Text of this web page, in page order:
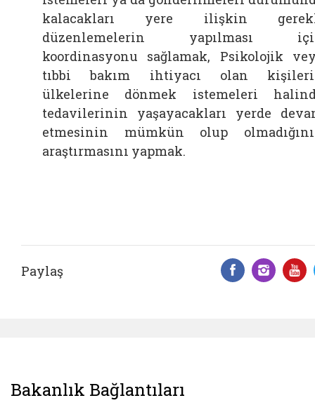
kalacakları yere ilişkin
düzenlemelerin yapılması
koordinasyonu sağlamak, Psikolojik
tıbbi bakım ihtiyacı olan
ülkelerine dönmek istemeleri
tedavilerinin yaşayacakları yerde
etmesinin mümkün olup
araştırmasını yapmak.
Paylaş
Bakanlık Bağlantıları